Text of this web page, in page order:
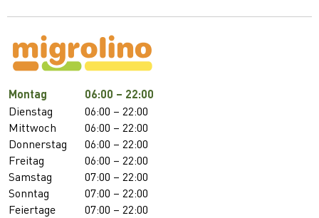
Montag 06:00 – 22:00
Dienstag
06:00 – 22:00
Mittwoch
06:00 – 22:00
Donnerstag
06:00 – 22:00
Freitag
06:00 – 22:00
Samstag
07:00 – 22:00
Sonntag
07:00 – 22:00
Feiertage
07:00 – 22:00